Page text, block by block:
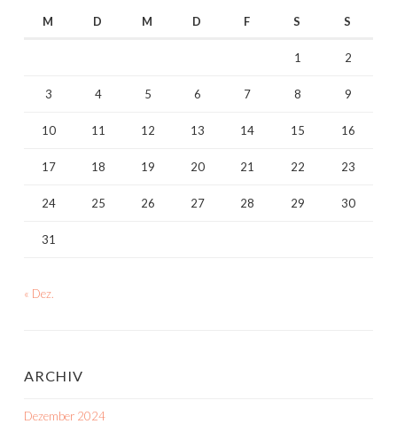
M D M D F S S
1 2
3 4 5 6 7 8 9
10 11 12 13 14 15 16
17 18 19 20 21 22 23
24 25 26 27 28 29 30
31
« Dez.
ARCHIV
Dezember 2024